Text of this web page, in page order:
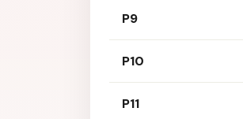
P9
P10
P11